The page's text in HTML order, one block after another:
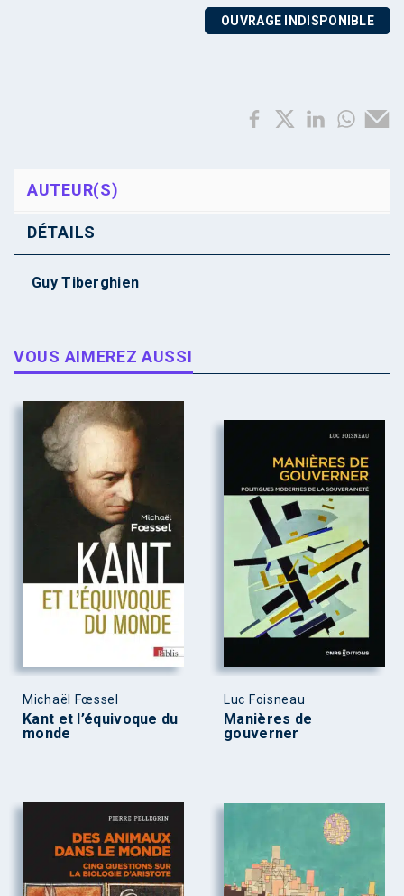
OUVRAGE INDISPONIBLE
AUTEUR(S)
DÉTAILS
Guy Tiberghien
VOUS AIMEREZ AUSSI
Michaël Fœssel
Kant et l’équivoque du
monde
Luc Foisneau
Manières de
gouverner